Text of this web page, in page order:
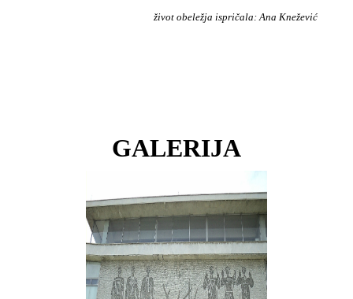
život obeležja ispričala: Ana Knežević
GALERIJA